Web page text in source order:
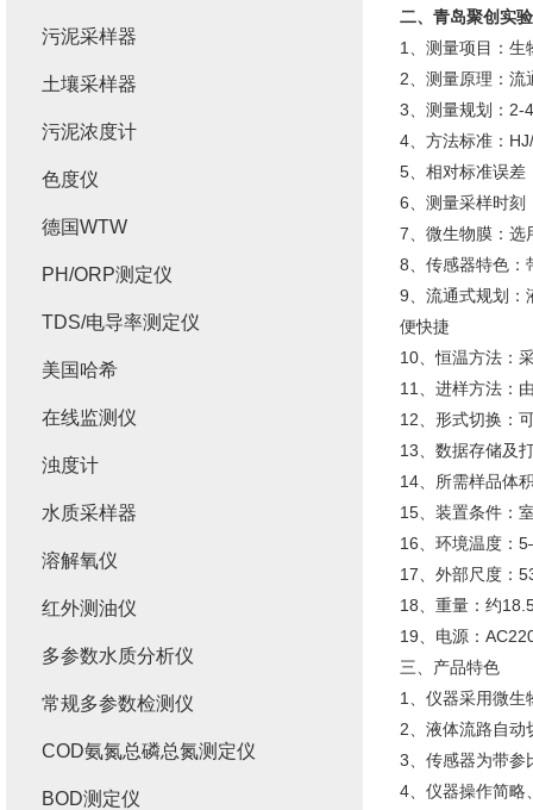
二、 青岛聚创实
1、测量项目：生
2、测量原理：流
3、测量规划：2-
4、方法标准：
5、相对标准误差
6、测量采样时刻
7、微生物膜：选
8、传感器特色：
9、流通式规划：
便快捷
10、恒温方法：
11、进样方法：
12、形式切换：
13、数据存储及
14、所需样品体
15、装置条件：
16、环境温度
17、外部尺度：
18、重量：约
19、电源：
三、产品特色
1、仪器采用微生
2、液体流路自动
3、传感器为带参
4、仪器操作简略
污泥采样器
土壤采样器
污泥浓度计
色度仪
德国WTW
PH/ORP测定仪
TDS/电导率测定仪
美国哈希
在线监测仪
浊度计
水质采样器
溶解氧仪
红外测油仪
多参数水质分析仪
常规多参数检测仪
COD氨氮总磷总氮测定仪
BOD测定仪